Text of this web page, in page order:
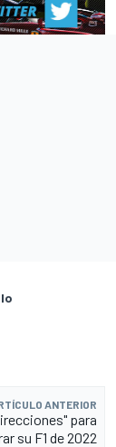
ANTERIOR
para
su F1 de 2022